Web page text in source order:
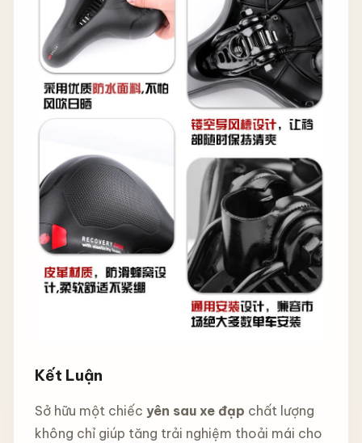
Kết Luận
Sở hữu một chiếc yên sau xe đạp chất lượng
không chỉ giúp tăng trải nghiệm thoải mái cho